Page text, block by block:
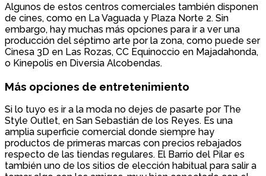
Algunos de estos centros comerciales también disponen
de cines, como en La Vaguada y Plaza Norte 2. Sin
embargo, hay muchas más opciones para ir a ver una
producción del séptimo arte por la zona, como puede ser
Cinesa 3D en Las Rozas, CC Equinoccio en Majadahonda,
o Kinepolis en Diversia Alcobendas.
Más opciones de entretenimiento
Si lo tuyo es ir a la moda no dejes de pasarte por The
Style Outlet, en San Sebastián de los Reyes. Es una
amplia superficie comercial donde siempre hay
productos de primeras marcas con precios rebajados
respecto de las tiendas regulares. El Barrio del Pilar es
también uno de los sitios de elección habitual para salir a